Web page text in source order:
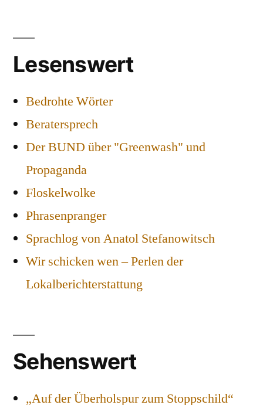
Lesenswert
Bedrohte Wörter
Beratersprech
Der BUND über "Greenwash" und
Propaganda
Floskelwolke
Phrasenpranger
Sprachlog von Anatol Stefanowitsch
Wir schicken wen – Perlen der
Lokalberichterstattung
Sehenswert
„Auf der Überholspur zum Stoppschild“